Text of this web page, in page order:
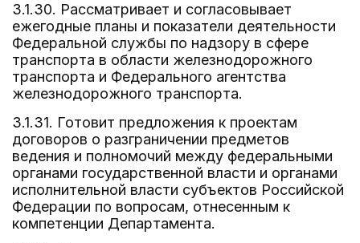
3.1.30. Рассматривает и согласовывает
ежегодные планы и показатели деятельности
Федеральной службы по надзору в сфере
транспорта в области железнодорожного
транспорта и Федерального агентства
железнодорожного транспорта.
3.1.31. Готовит предложения к проектам
договоров о разграничении предметов
ведения и полномочий между федеральными
органами государственной власти и органами
исполнительной власти субъектов Российской
Федерации по вопросам, отнесенным к
компетенции Департамента.